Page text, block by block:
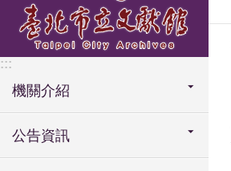
:::
機關介紹
公告資訊